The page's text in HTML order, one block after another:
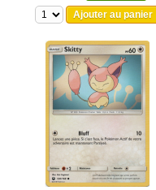
Ajouter au panier